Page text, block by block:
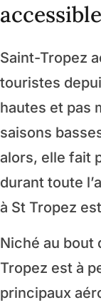
accessible
Saint-Tropez
touristes
hautes et pas
saisons
alors, elle fait
durant toute
à St Tropez
Niché au bout
Tropez est à
principaux